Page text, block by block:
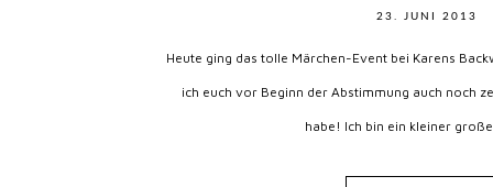
23. JUNI 2013
Heute ging das tolle Märchen-Event bei Karens
ich euch vor Beginn der Abstimmung auch noch
habe! Ich bin ein kleiner